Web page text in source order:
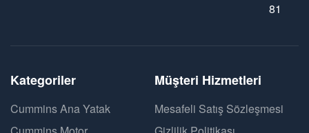
81
Kategoriler
Cummins Ana Yatak
Müşteri Hizmetleri
Mesafeli Satış Sözleşmesi